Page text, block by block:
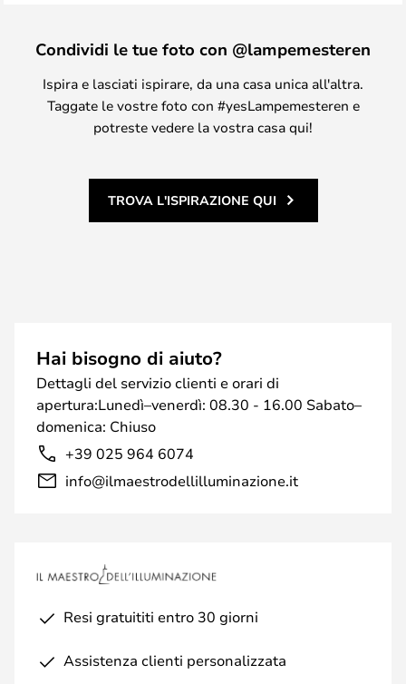
Condividi le tue foto con @lampemesteren
Ispira e lasciati ispirare, da una casa unica all'altra.
Taggate le vostre foto con #yesLampemesteren e
potreste vedere la vostra casa qui!
TROVA L'ISPIRAZIONE QUI
Hai bisogno di aiuto?
Dettagli del servizio clienti e orari di
apertura:Lunedì–venerdì: 08.30 - 16.00 Sabato–
domenica: Chiuso
+39 025 964 6074
info@ilmaestrodellilluminazione.it
Resi gratuititi entro 30 giorni
Assistenza clienti personalizzata